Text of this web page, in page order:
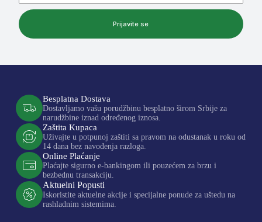
Prijavite se
Besplatna Dostava
Dostavljamo vašu porudžbinu besplatno širom Srbije za
narudžbine iznad određenog iznosa.
Zaštita Kupaca
Uživajte u potpunoj zaštiti sa pravom na odustanak u roku od
14 dana bez navođenja razloga.
Online Plaćanje
Plaćajte sigurno e-bankingom ili pouzećem za brzu i
bezbednu transakciju.
Aktuelni Popusti
Iskoristite aktuelne akcije i specijalne ponude za uštedu na
rashladnim sistemima.